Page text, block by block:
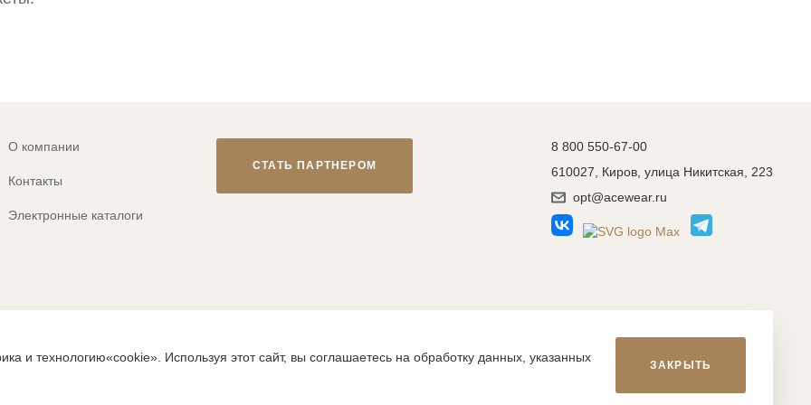
О компании
Контакты
Электронные каталоги
СТАТЬ ПАРТНЕРОМ
8 800 550-67-00
610027, Киров, улица Никитская, 223
opt@acewear.ru
clever-style.ru, включая, но не ограничиваясь, текстом, графикой, фотографиями, иллюстрациями и т.д., являются
и технологию«cookie». Используя этот сайт, вы соглашаетесь на обработку данных, указанных
ЗАКРЫТЬ